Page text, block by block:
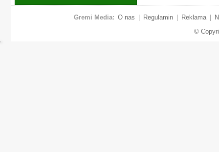
Gremi Media: O nas Regulamin Reklama
©